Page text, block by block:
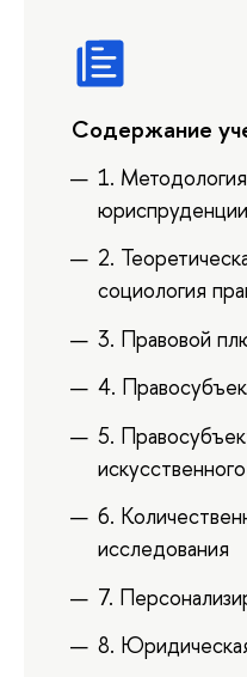
Содержание
1.
юриспруденции
2.
социология
3. Правовой
4.
5.
6.
исследования
7.
8.